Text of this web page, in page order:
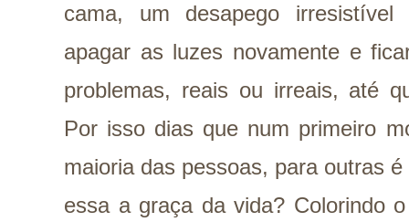
cama, um desapego
apagar as luzes novamente e
problemas, reais ou irreais, até
Por isso dias que num primeiro
maioria das pessoas, para outras
essa a graça da vida? Colorindo